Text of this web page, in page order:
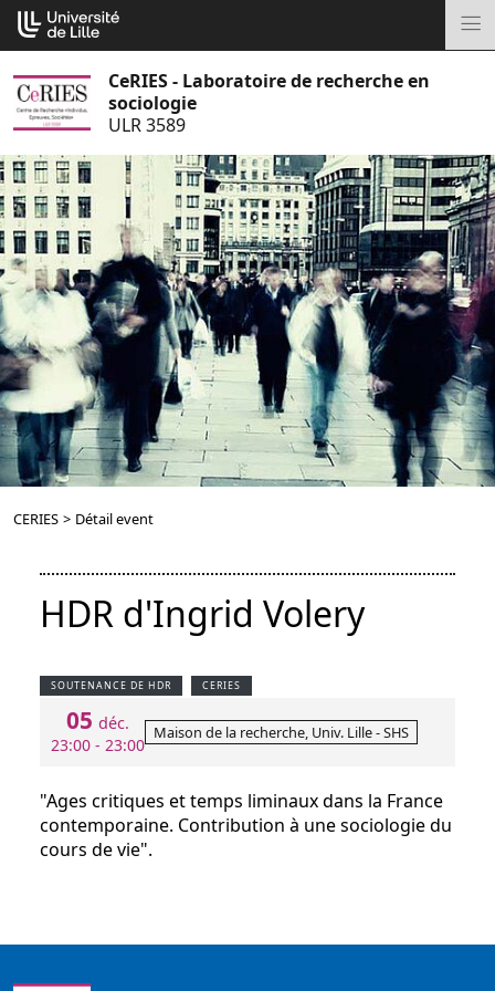
Aller
au
CeRIES - Laboratoire de recherche en
sociologie
ULR 3589
CERIES > Détail event
HDR d'Ingrid Volery
SOUTENANCE DE HDR CERIES
05 déc.
23:00 - 23:00
Maison de la recherche, Univ. Lille - SHS
"Ages critiques et temps liminaux dans la France
contemporaine. Contribution à une sociologie du
cours de vie".
Cookies management panel